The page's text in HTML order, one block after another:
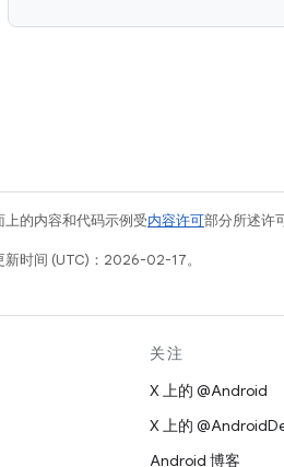
上的内容和代码示例受内容许可部分所述许
新时间 (UTC)：2026-02-17。
关注
X 上的 @Android
X 上的
Android 博客